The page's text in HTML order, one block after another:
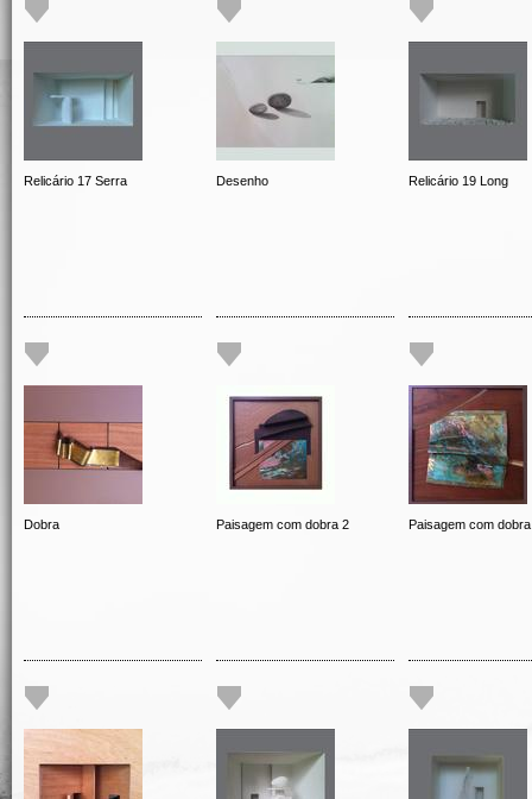
Relicário 17 Serra Desenho Relicário 19 Long
Dobra Paisagem com dobra 2 Paisagem com